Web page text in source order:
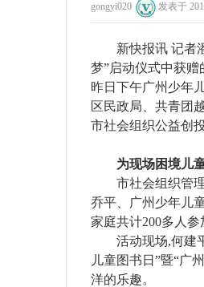
36 1
gongyi020 发表于
新快报讯 记者
梦”启动仪式中获
昨日下午广州少年
区民政局、共青团
市社会组织公益创
为现场困境儿
市社会组织管
乔平、广州少年儿
家庭共计200多人参
活动现场,何建
儿童图书日”暨“广
洋的乐趣。